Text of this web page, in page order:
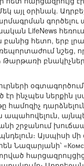
այլ օրինակ.
LifeNews
բանից հետո, երբ
նշեց,
էր ինչպես ներքին
համոզիչ
ապահովելուն,
շրջանում
Այսպիսի մի
Նազարյանի՝